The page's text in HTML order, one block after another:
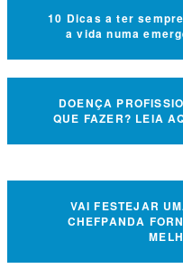
10 Dicas a ter
a vida numa
DOENÇA
QUE FAZER? LEIA
VAI FESTEJAR
CHEFPANDA